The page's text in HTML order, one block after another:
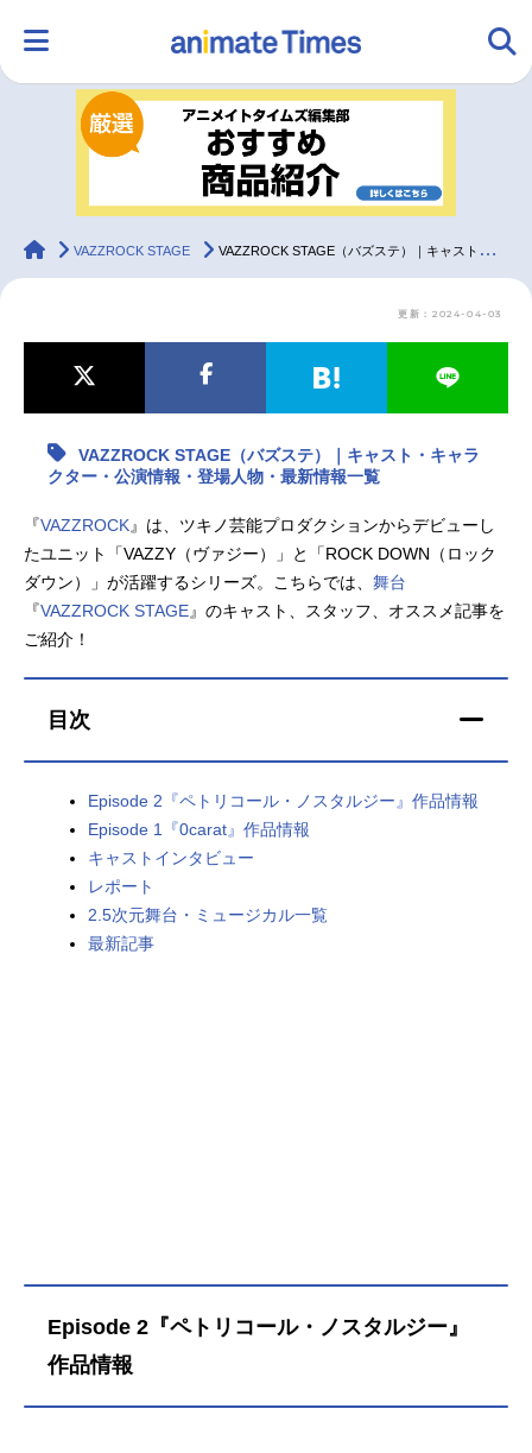
ランキング アニメ
ラジオ みんなの声
最新記事一覧
アニメ記事一覧 声優記事一覧
アニメ映画一覧 実写化映画一覧
春アニメ 夏アニメ
秋アニメ
FOLLOW US
animateTimes
VAZZROCK STAGE VAZZROCK STAGE（バズステ）｜キャスト・キャラクター・公演情報・登場人物・最新情報一覧
更新：2024-04-03
VAZZROCK STAGE（バズステ）｜キャスト・キャラ
クター・公演情報・登場人物・最新情報一覧
『VAZZROCK』は、ツキノ芸能プロダクションからデビューし
たユニット「VAZZY（ヴァジー）」と「ROCK DOWN（ロック
ダウン）」が活躍するシリーズ。こちらでは、 舞台
『VAZZROCK STAGE』のキャスト、スタッフ、オススメ記事を
ご紹介！
目次
Episode 2『ペトリコール・ノスタルジー』作品情報
Episode 1『0carat』作品情報
キャストインタビュー
レポート
2.5次元舞台・ミュージカル一覧
最新記事
Episode 2『ペトリコール・ノスタルジー』
作品情報